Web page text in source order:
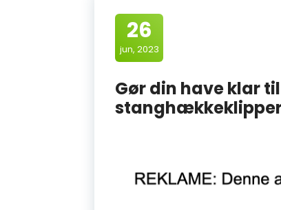
26
jun, 2023
Gør din have klar